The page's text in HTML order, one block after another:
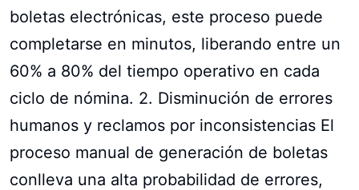
boletas electrónicas, este proceso puede
completarse en minutos, liberando entre un
60% a 80% del tiempo operativo en cada
ciclo de nómina. 2. Disminución de errores
humanos y reclamos por inconsistencias El
proceso manual de generación de boletas
conlleva una alta probabilidad de errores,